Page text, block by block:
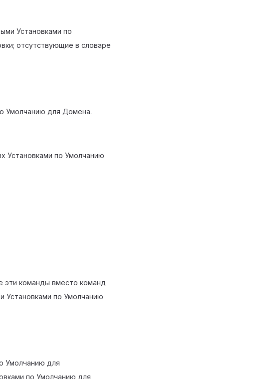
Установками по
отсутствующие в словаре
Умолчанию для Домена.
Установками по Умолчанию
эти команды вместо команд
Установками по Умолчанию
Умолчанию для
по Умолчанию для